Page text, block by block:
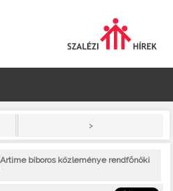
>
bíboros közleménye rendfőnöki